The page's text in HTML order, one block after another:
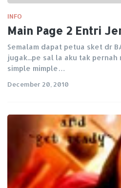
INFO
Main Page 2 Entri
Semalam dapat petua sket dr
jugak...pe sal la aku tak
simple mimple…
December 20, 2010